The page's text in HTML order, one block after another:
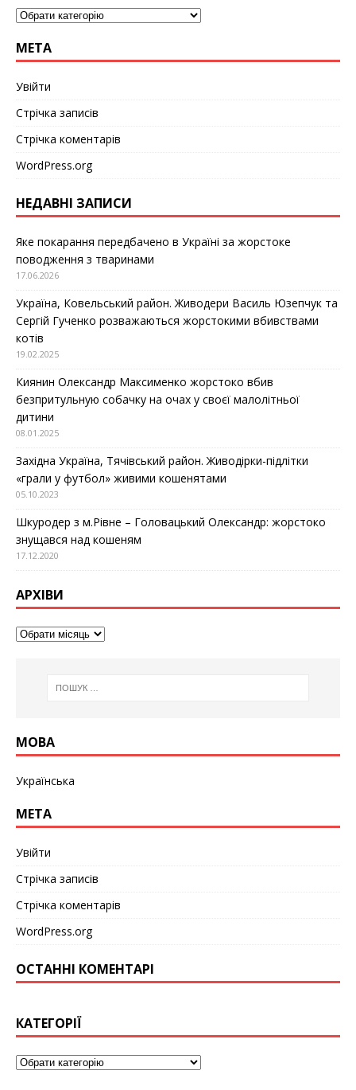
МЕТА
Увійти
Стрічка записів
Стрічка коментарів
WordPress.org
НЕДАВНІ ЗАПИСИ
Яке покарання передбачено в Україні за жорстоке
поводження з тваринами
17.06.2026
Україна, Ковельський район. Живодери Василь Юзепчук та
Сергій Гученко розважаються жорстокими вбивствами
котів
19.02.2025
Киянин Олександр Максименко жорстоко вбив
безпритульную собачку на очах у своєї малолітньої
дитини
08.01.2025
Західна Україна, Тячівський район. Живодірки-підлітки
«грали у футбол» живими кошенятами
05.10.2023
Шкуродер з м.Рівне – Головацький Олександр: жорстоко
знущався над кошеням
17.12.2020
АРХІВИ
МОВА
Українська
МЕТА
Увійти
Стрічка записів
Стрічка коментарів
WordPress.org
ОСТАННІ КОМЕНТАРІ
КАТЕГОРІЇ